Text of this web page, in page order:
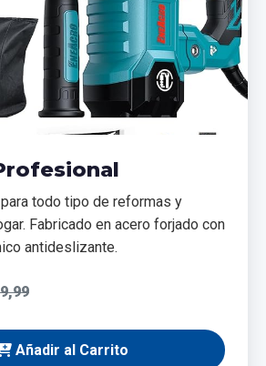
todo tipo de reformas y
Fabricado en acero forjado con
antideslizante.
Añadir al Carrito